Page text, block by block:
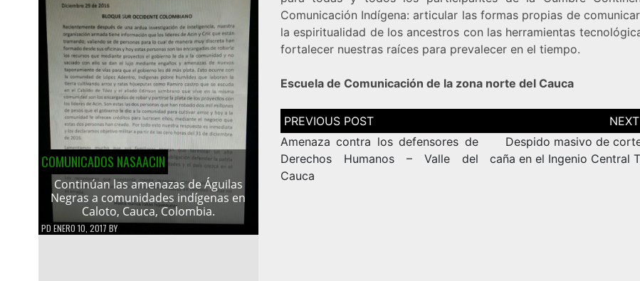
COMUNICADOS NASAACIN
Continúan las amenazas de Águilas
Negras a comunidades indígenas en
Caloto, Cauca, Colombia.
PD ENERO 10, 2017 BY
Comunicación Indígena: articular las formas propias de
la espiritualidad de los ancestros con las herramientas
fortalecer nuestras raíces para prevalecer en el tiempo.
Escuela de Comunicación de la zona norte del Cauca
Navegación
de
entradas
Amenaza contra los defensores de
Derechos Humanos – Valle del
Cauca
Despido masivo de
caña en el Ingenio Central